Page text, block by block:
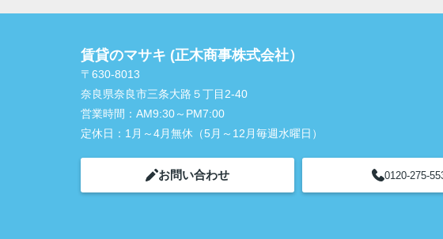
賃貸のマサキ (正木商事株式会社）
〒630-8013
奈良県奈良市三条大路５丁目2-40
営業時間： AM9:30～PM7:00
定休日： 1月～4月無休（5月～12月毎週水曜日）
お問い合わせ 0120-275-